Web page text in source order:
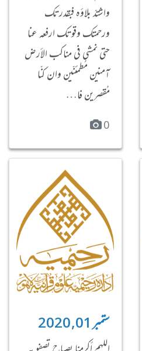
واشتدّ بلاؤه فبقدرتك
ورحمتك وقوتك ارفعه عنا
حتى نمشي في مناكب الأرض
آمنين مُطمئنّين وان كنّا
مُقصرين فا…
0
ستمبر 01, 2020